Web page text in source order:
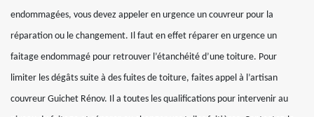
endommagées, vous devez appeler en urgence un couvreur pour la
réparation ou le changement. Il faut en effet réparer en urgence un
faitage endommagé pour retrouver l’étanchéité d’une toiture. Pour
limiter les dégâts suite à des fuites de toiture, faites appel à l’artisan
couvreur Guichet Rénov. Il a toutes les qualifications pour intervenir au